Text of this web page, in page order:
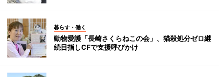
暮らす・働く
動物愛護「長崎さくらねこの会」、猫殺処分ゼロ継
続目指しCFで支援呼びかけ